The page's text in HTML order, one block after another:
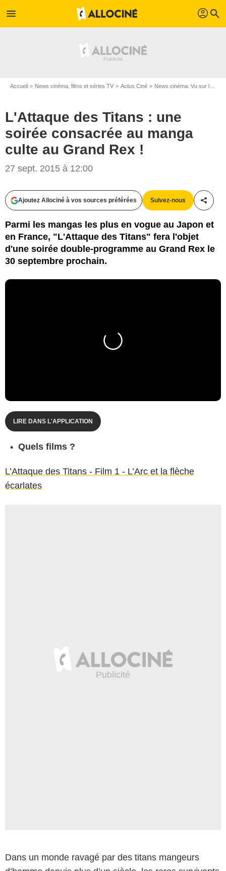
menu profil search
Accueil News cinéma, films et séries TV Actus Ciné News cinéma: Vu sur le web
L'Attaque des Titans : une
soirée consacrée au manga
culte au Grand Rex !
27 sept. 2015 à 12:00
Ajoutez Allociné à vos sources préférées Suivez-nous
Parmi les mangas les plus en vogue au Japon et
en France, "L'Attaque des Titans" fera l'objet
d'une soirée double-programme au Grand Rex le
30 septembre prochain.
LIRE DANS L'APPLICATION
Quels films ?
L’Attaque des Titans - Film 1 - L’Arc et la flèche
écarlates
Dans un monde ravagé par des titans mangeurs